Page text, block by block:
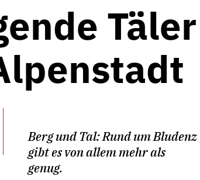
Täler
Berg und Tal: Rund um Bludenz
gibt es von allem mehr als
genug.